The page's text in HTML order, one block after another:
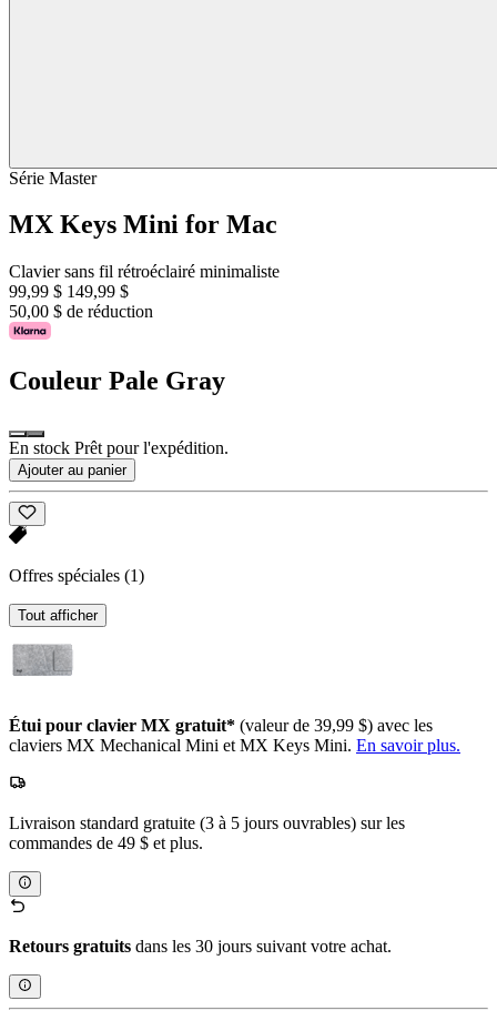
Série Master
MX Keys Mini for Mac
Clavier sans fil rétroéclairé minimaliste
99,99 $ 149,99 $
50,00 $ de réduction
Couleur Pale Gray
En stock Prêt pour l'expédition.
Ajouter au panier
Offres spéciales (1)
Tout afficher
Étui pour clavier MX gratuit* (valeur de 39,99 $) avec les
claviers MX Mechanical Mini et MX Keys Mini. En savoir plus.
Livraison standard gratuite (3 à 5 jours ouvrables) sur les
commandes de 49 $ et plus.
Retours gratuits dans les 30 jours suivant votre achat.